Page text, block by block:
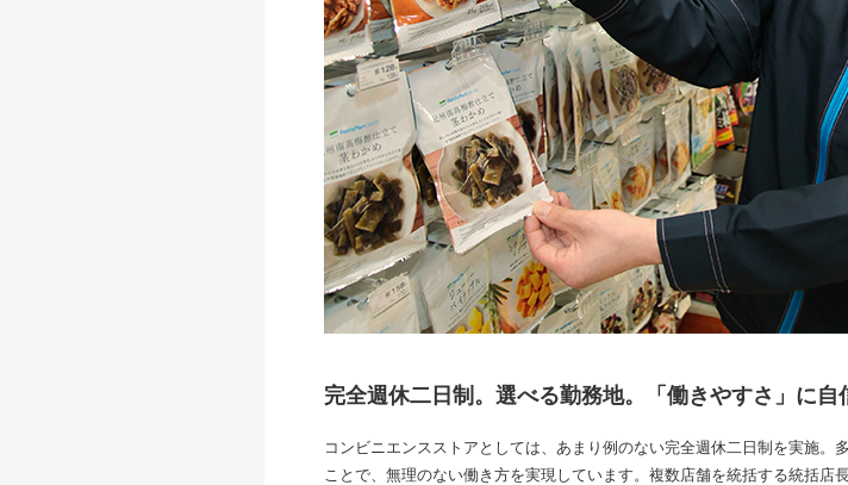
完全週休二日制。選べる勤務地。「働きやすさ」に自
コンビニエンスストアとしては、あまり例のない完全週休二日制を実施。
ことで、無理のない働き方を実現しています。複数店舗を統括する統括